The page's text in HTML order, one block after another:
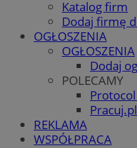
Katalog firm
Dodaj firmę
OGŁOSZENIA
OGŁOSZENIA
Dodaj
POLECAMY
REKLAMA
WSPÓŁPRACA